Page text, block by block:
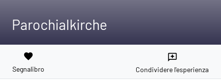
Parochialkirche
favorite
Segnalibro
reviews
Condividere l'esperienza